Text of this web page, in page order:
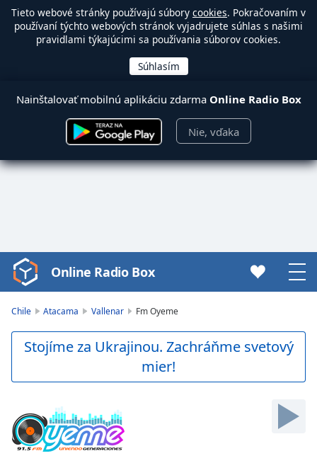
Tieto webové stránky používajú súbory cookies. Pokračovaním v
používaní týchto webových stránok vyjadrujete súhlas s našimi
pravidlami týkajúcimi sa používania súborov cookies.
Nainštalovať mobilnú aplikáciu zdarma Online Radio Box
Nie, vďaka
Video
Player
Play
Video
Skip
Skip
Forward
Mute
Current
Online Radio Box
Chile Atacama Vallenar Fm Oyeme
Stojíme za Ukrajinou. Zachráňme svetový
mier!